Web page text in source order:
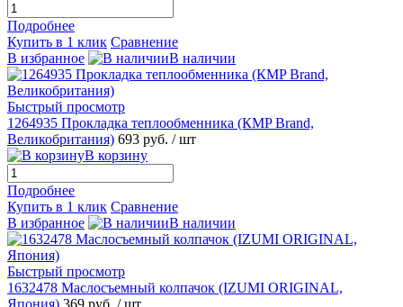
Подробнее
Купить в 1 клик Сравнение
В избранное
В наличии
Быстрый просмотр
1264935 Прокладка теплообменника (КMP Brand,
Великобритания) 693 руб. / шт
В корзину
Подробнее
Купить в 1 клик Сравнение
В избранное
В наличии
Быстрый просмотр
1632478 Маслосъемный колпачок (IZUMI ORIGINAL,